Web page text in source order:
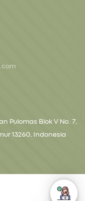
Pulomas Blok V No. 7,
13260, Indonesia